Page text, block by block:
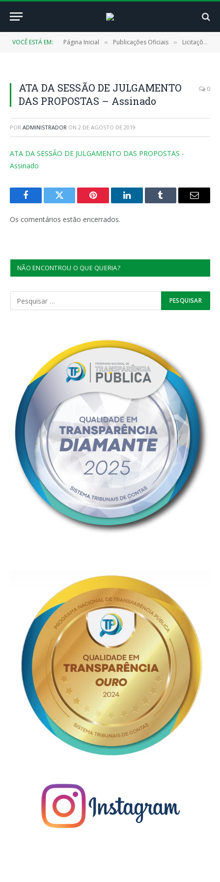
VOCÊ ESTÁ EM: Página Inicial » Publicações Oficiais » Licitações
ATA DA SESSÃO DE JULGAMENTO
DAS PROPOSTAS – Assinado
0
POR ADMINISTRADOR ON 2 DE AGOSTO DE 2019
ATA DA SESSÃO DE JULGAMENTO DAS PROPOSTAS -
Assinado
FacebookTwitter Pinterest LinkedInTumblr
E-
Os comentários estão encerrados.
NÃO ENCONTROU O QUE QUERIA?